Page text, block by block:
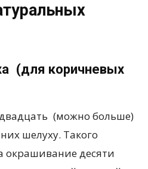
(для коричневых
(можно больше)
шелуху. Такого
окрашивание десяти